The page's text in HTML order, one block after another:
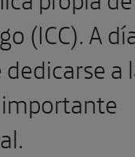
(ICC). A
a